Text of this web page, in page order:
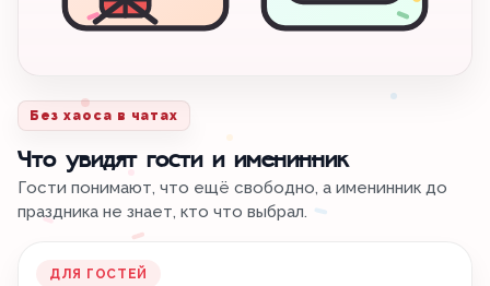
Без хаоса в чатах
Что увидят гости и именинник
Гости понимают, что ещё свободно, а именинник до
праздника не знает, кто что выбрал.
ДЛЯ ГОСТЕЙ